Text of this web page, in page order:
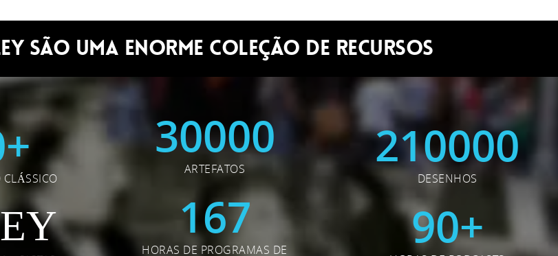
SÃO UMA ENORME COLEÇÃO DE RECURSOS
+ 30000
ARTEFATOS
167
HORAS DE PROGRAMAS DE
210000
DESENHOS
90+